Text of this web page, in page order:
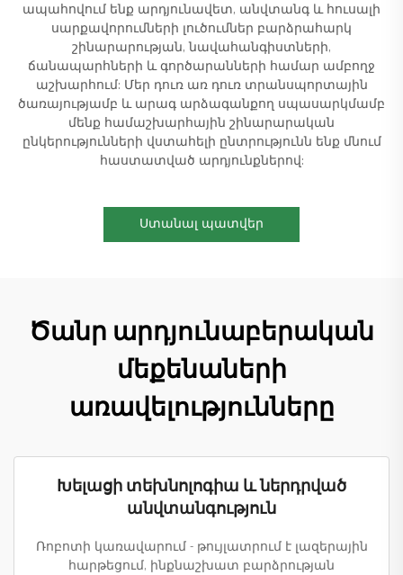
ապահովում ենք արդյունավետ, անվտանգ և հուսալի
սարքավորումների լուծումներ բարձրահարկ
շինարարության, նավահանգիստների,
ճանապարհների և գործարանների համար ամբողջ
աշխարհում: Մեր դուռ առ դուռ տրանսպորտային
ծառայությամբ և արագ արձագանքող սպասարկմամբ
մենք համաշխարհային շինարարական
ընկերությունների վստահելի ընտրությունն ենք մնում
հաստատված արդյունքներով:
Ստանալ պատվեր
Ծանր արդյունաբերական
մեքենաների
առավելությունները
Խելացի տեխնոլոգիա և ներդրված
անվտանգություն
Ռոբոտի կառավարում - թույլատրում է լազերային
հարթեցում, ինքնաշխատ բարձրության